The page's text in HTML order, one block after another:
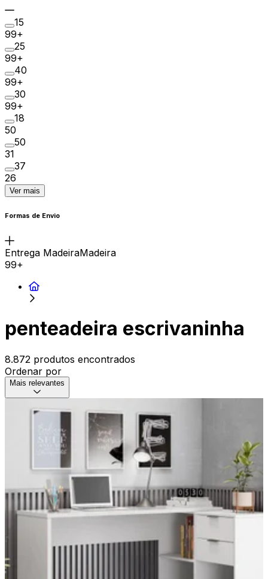
15
99+
25
99+
40
99+
30
99+
18
50
50
31
37
26
Ver mais
Formas de Envio
Entrega MadeiraMadeira
99+
penteadeira escrivaninha
8.872 produtos encontrados
Ordenar por
Mais relevantes